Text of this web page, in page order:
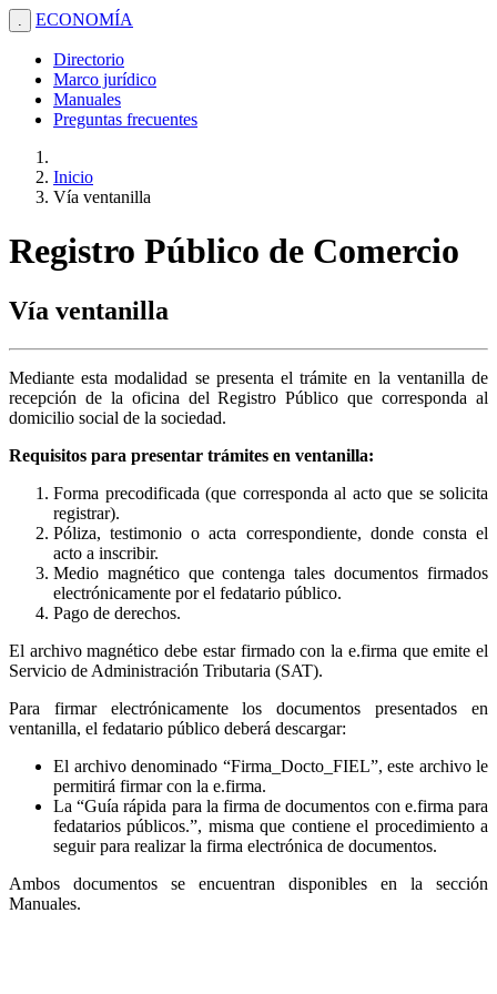
. ECONOMÍA
Directorio
Marco jurídico
Manuales
Preguntas frecuentes
Inicio
Vía ventanilla
Registro Público de Comercio
Vía ventanilla
Mediante esta modalidad se presenta el trámite en la ventanilla de
recepción de la oficina del Registro Público que corresponda al
domicilio social de la sociedad.
Requisitos para presentar trámites en ventanilla:
Forma precodificada (que corresponda al acto que se solicita
registrar).
Póliza, testimonio o acta correspondiente, donde consta el
acto a inscribir.
Medio magnético que contenga tales documentos firmados
electrónicamente por el fedatario público.
Pago de derechos.
El archivo magnético debe estar firmado con la e.firma que emite el
Servicio de Administración Tributaria (SAT).
Para firmar electrónicamente los documentos presentados en
ventanilla, el fedatario público deberá descargar:
El archivo denominado “Firma_Docto_FIEL”, este archivo le
permitirá firmar con la e.firma.
La “Guía rápida para la firma de documentos con e.firma para
fedatarios públicos.”, misma que contiene el procedimiento a
seguir para realizar la firma electrónica de documentos.
Ambos documentos se encuentran disponibles en la sección
Manuales.